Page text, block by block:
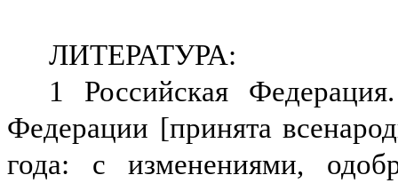
ЛИТЕРАТУРА:
1 Российская
Федерации [принята
года: с изменениями,